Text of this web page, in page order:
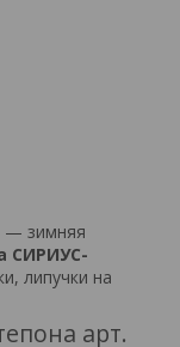
— зимняя
СИРИУС-
липучки на
арт.